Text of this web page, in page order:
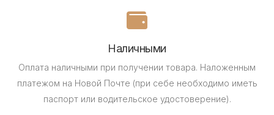
Наличными
Оплата наличными при получении товара. Наложенным
платежом на Новой Почте (при себе необходимо иметь
паспорт или водительское удостоверение).